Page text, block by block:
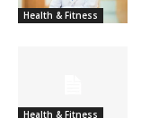
Health & Fitness
Health & Fitness